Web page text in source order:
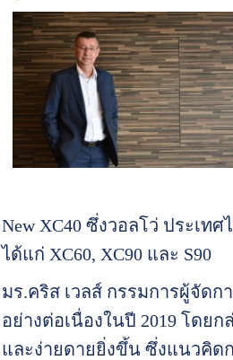
New XC40 ซึ่งวอลโว่ ประเ
ได้แก่ XC60, XC90 และ S90
มร.คริส เวลส์ กรรมการผู้จัดก
อย่างต่อเนื่องในปี 2019 โดย
และง่ายดายยิ่งขึ้น ซึ่งแนวคิด